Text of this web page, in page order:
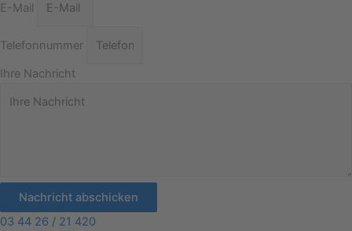
E-Mail
Telefonnummer
Ihre Nachricht
Nachricht abschicken
03 44 26 / 21 420